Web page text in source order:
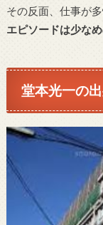
その反面、仕事が
エピソードは少なめ
堂本光一の